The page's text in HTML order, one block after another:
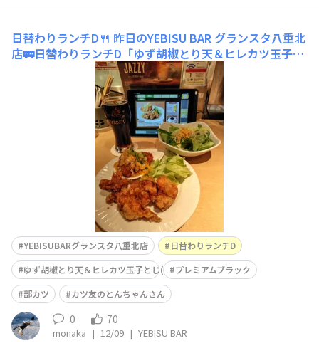
日替わりランチD🍴 昨日のYEBISU BAR グランスタ八重北
店🚃日替わりランチD「ゆず胡椒とり天＆ヒレカツ玉子と
じ」をサラダで🍴プレミアムブラックなどと共に🍺
YEBISUBARグランスタ八重北店
日替わりランチD
ゆず胡椒とり天＆ヒレカツ玉子とじ(サラダ)プレミアムブラック
部カツ
カツ友のとんちゃんさん
0 70
monaka | 12/09 | YEBISU BAR